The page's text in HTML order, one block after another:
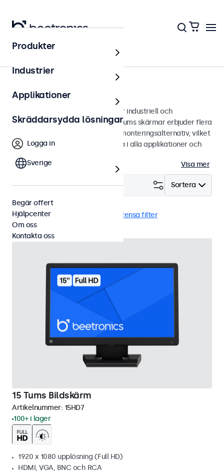
Bildskärmar
15 tums bildskärmar
15 tums bildskärmar designade för industriell och
kommersiell användning. Våra 15 tums skärmar erbjuder flera
bildanslutningar och mångsidiga monteringsalternativ, vilket
gör de enkla att sömlöst integrera i alla applikationer och
Visa mer
Sortera
Filtrera (4)
15 tums bildskärmar Rensa filter
15 Tums Bildskärm
Artikelnummer: 15HD7
100+ i lager
1920 x 1080 upplösning (Full HD)
HDMI, VGA, BNC och RCA
Produkter
Industrier
Applikationer
Skräddarsydda lösningar
Logga in
Sverige
Begär offert
Hjälpcenter
Om oss
Kontakta oss